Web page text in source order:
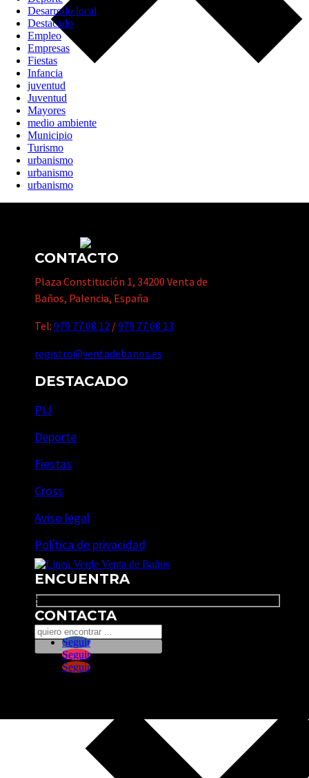
Desarrollo local
Destacado
Empleo
Empresas
Fiestas
Infancia
juventud
Juventud
Mayores
medio ambiente
Municipio
Turismo
urbanismo
urbanismo
urbanismo
CONTACTO
Plaza Constitución 1, 34200 Venta de
Baños, Palencia, España
Tel: 979 77 08 12 /979 77 08 13
registro@ventadebanos.es
DESTACADO
PIJ
Deporte
Fiestas
Cross
Aviso legal
Política de privacidad
ENCUENTRA
Search
CONTACTA
Seguir
Seguir
Seguir